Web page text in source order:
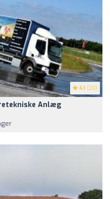
4.1 (20)
Anlæg